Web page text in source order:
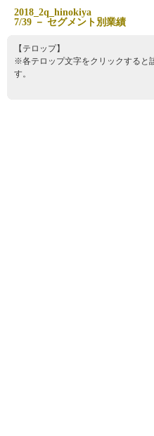
2018 2q hinokiya
7/39 － セグメン ト別業績
【テロップ】
※各テロップ文字をクリックすると
す。